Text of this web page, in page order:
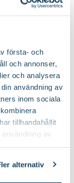
första- och
och annonser,
och analysera
användning av
inom sociala
tillhandahållit
av
alternativ